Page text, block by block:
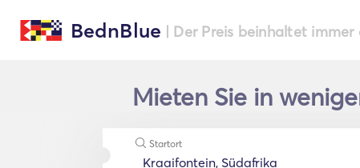
BednBlue | Der Preis beinhaltet
Mieten Sie in
Startort